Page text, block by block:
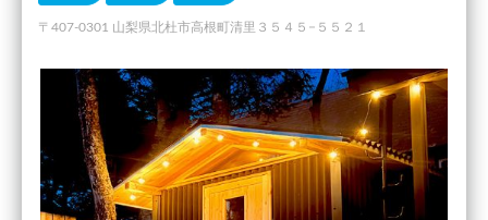
〒407-0301 山梨県北杜市高根町清里３５４５−５５２１